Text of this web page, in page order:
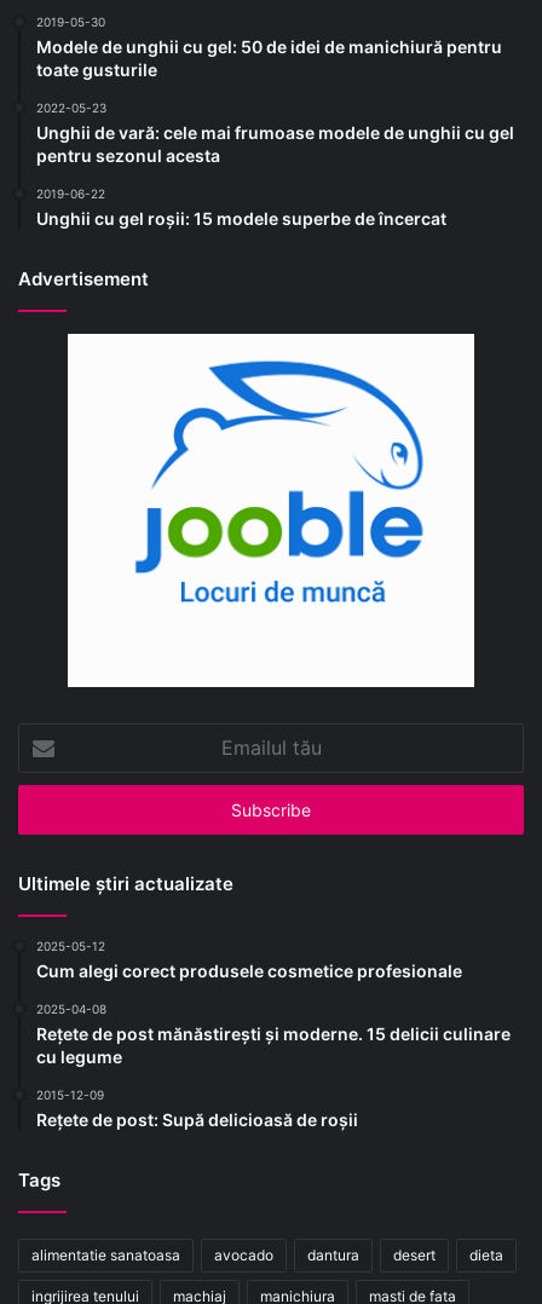
2019-05-30
Modele de unghii cu gel: 50 de idei de manichiură pentru
toate gusturile
2022-05-23
Unghii de vară: cele mai frumoase modele de unghii cu gel
pentru sezonul acesta
2019-06-22
Unghii cu gel roșii: 15 modele superbe de încercat
Advertisement
tău
Ultimele știri actualizate
2025-05-12
Cum alegi corect produsele cosmetice profesionale
2025-04-08
Rețete de post mănăstirești și moderne. 15 delicii culinare
cu legume
2015-12-09
Rețete de post: Supă delicioasă de roșii
Tags
alimentatie sanatoasa avocado dantura desert dieta
ingrijirea tenului machiaj manichiura masti de fata